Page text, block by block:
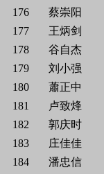
176
蔡崇阳
177
王炳剑
178
谷自杰
179
刘小强
180
蕭正中
181
卢致烽
182
郭庆时
183
庄佳佳
184
潘忠信